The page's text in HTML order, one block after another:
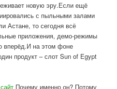
новую эру.Если ещё
с пыльными залами
Астане, то сегодня всё
приложения, демо-режимы
вперёд.И на этом фоне
продукт – слот Sun of Egypt
Почему именно он? Потому